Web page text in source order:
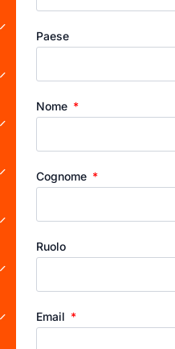
Paese
Nome
Cognome
Ruolo
Email